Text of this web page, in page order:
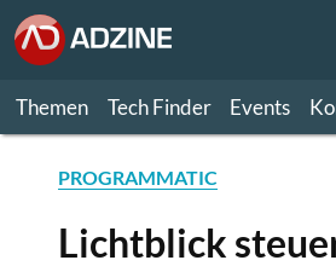
Themen Tech Finder Events
PROGRAMMATIC
Lichtblick